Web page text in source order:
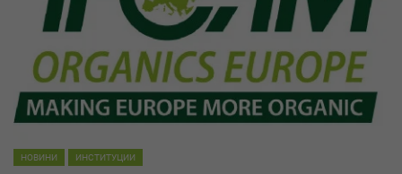
НОВИНИ ИНСТИТУЦИИ